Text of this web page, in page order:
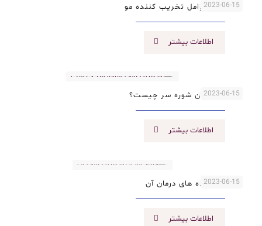
2023-06-15
آشنایی با عوامل تخریب کننده مو
اطلاعات بیشتر
2023-06-15
راه های درمان شوره سر چیست؟
اطلاعات بیشتر
2023-06-15
انواع مو و راه های درمان آن
اطلاعات بیشتر